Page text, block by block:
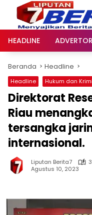
HEADLINE
Beranda Headline
Headline Hukum dan
Direktorat
Riau
tersangka
internasional.
Liputan Berita7
Agustus 10, 2023